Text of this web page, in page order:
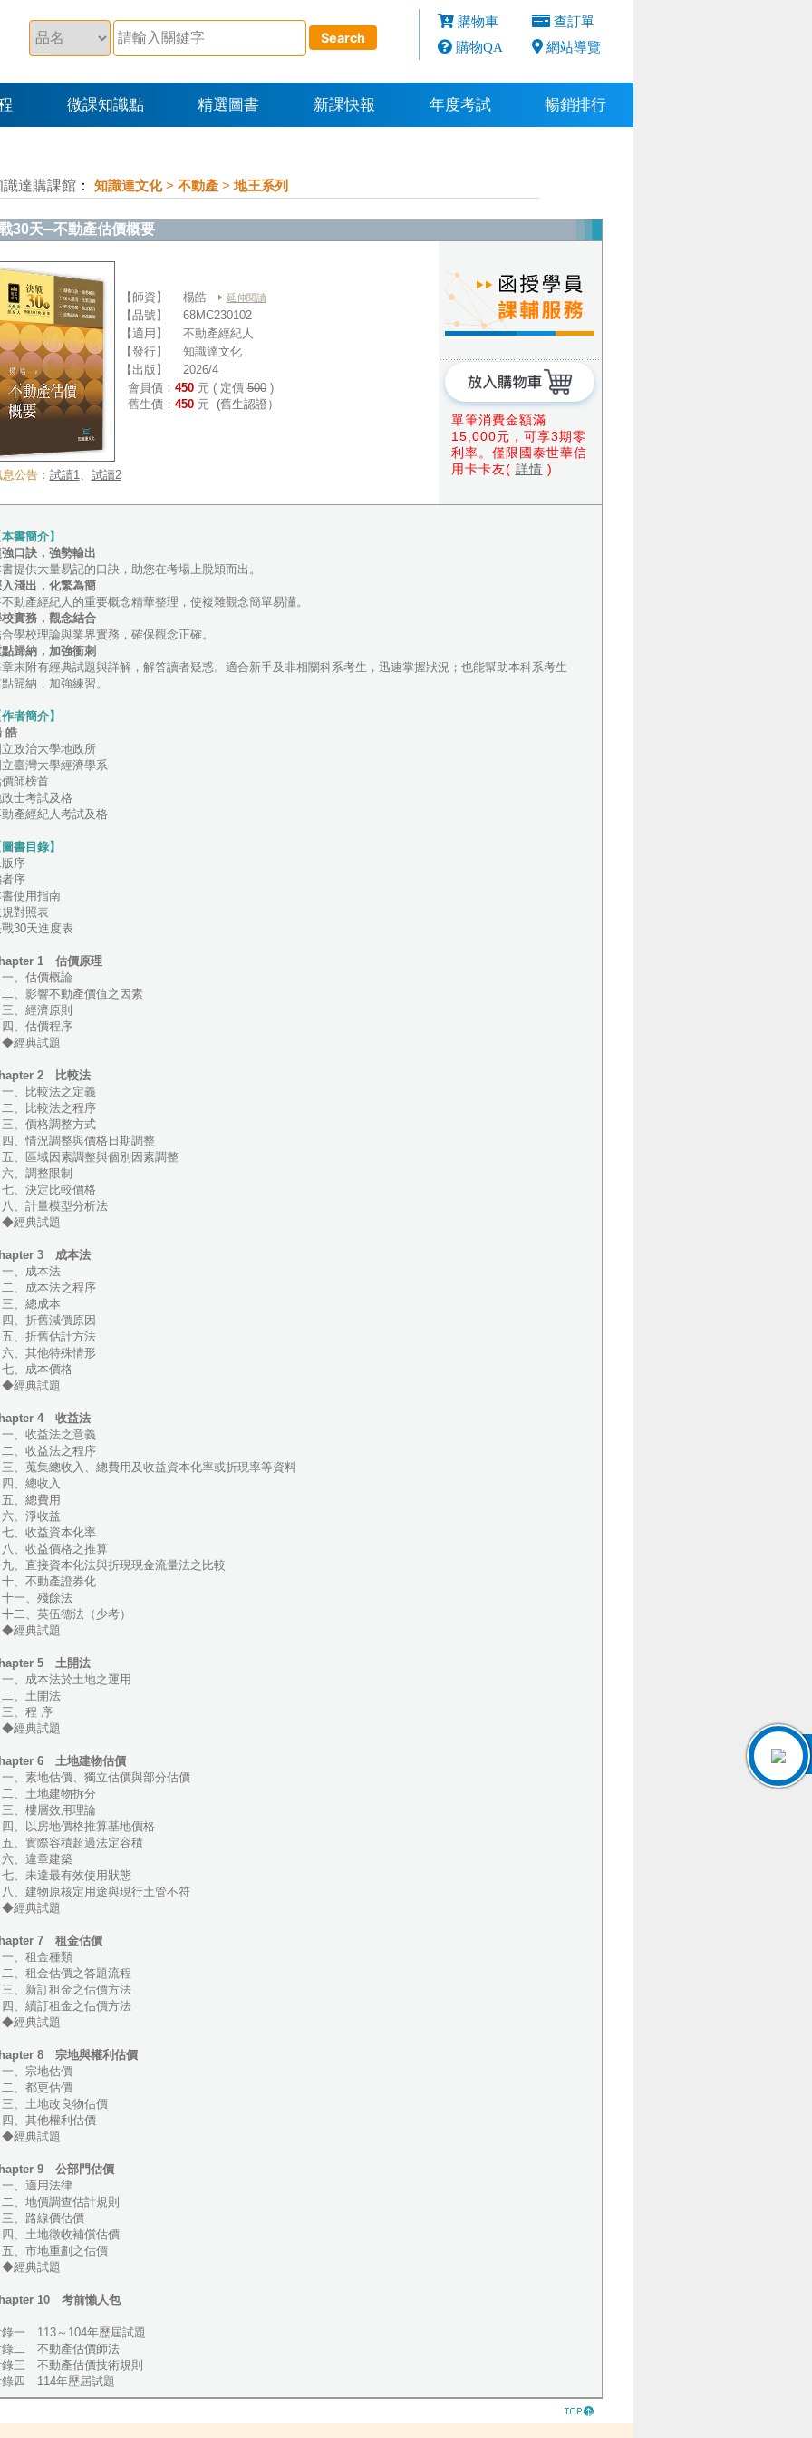
購物車
查訂單
購物QA
網站導覽
微課知識點 精選圖書 新課快報 年度考試 暢銷排行
識達購課館： 知識達文化 > 不動產 > 地王系列
30天─不動產估價概要
【師資】 楊皓 延伸閱讀
【品號】
68MC230102
【適用】
不動產經紀人
【發行】
知識達文化
【出版】
2026/4
會員價： 450元 ( 定價500)
舊生價： 450元 (舊生認證）
單筆消費金額滿
15,000元，可享3期零
利率。僅限國泰世華信
用卡卡友( 詳情 )
公告： 試讀1、 試讀2
書簡介】
口訣，強勢輸出
提供大量易記的口訣，助您在考場上脫穎而出。
淺出，化繁為簡
動產經紀人的重要概念精華整理，使複雜觀念簡單易懂。
實務，觀念結合
學校理論與業界實務，確保觀念正確。
歸納，加強衝刺
末附有經典試題與詳解，解答讀者疑惑。適合新手及非相關科系考生，迅速掌握狀況；也能幫助本科系考生
歸納，加強練習。
者簡介】
皓
政治大學地政所
臺灣大學經濟學系
師榜首
士考試及格
產經紀人考試及格
書目錄】
序
序
使用指南
對照表
30天進度表
1 估價原理
、估價概論
、影響不動產價值之因素
、經濟原則
、估價程序
典試題
2 比較法
、比較法之定義
、比較法之程序
、價格調整方式
、情況調整與價格日期調整
、區域因素調整與個別因素調整
、調整限制
、決定比較價格
、計量模型分析法
典試題
3 成本法
、成本法
、成本法之程序
、總成本
、折舊減價原因
、折舊估計方法
、其他特殊情形
、成本價格
典試題
4 收益法
、收益法之意義
、收益法之程序
、蒐集總收入、總費用及收益資本化率或折現率等資料
、總收入
、總費用
、淨收益
、收益資本化率
、收益價格之推算
、直接資本化法與折現現金流量法之比較
、不動產證券化
一、殘餘法
二、英伍德法（少考）
典試題
5 土開法
、成本法於土地之運用
、土開法
、程 序
典試題
6 土地建物估價
、素地估價、獨立估價與部分估價
、土地建物拆分
、樓層效用理論
、以房地價格推算基地價格
、實際容積超過法定容積
、違章建築
、未達最有效使用狀態
、建物原核定用途與現行土管不符
典試題
7 租金估價
、租金種類
、租金估價之答題流程
、新訂租金之估價方法
、續訂租金之估價方法
典試題
8 宗地與權利估價
、宗地估價
、都更估價
、土地改良物估價
、其他權利估價
典試題
9 公部門估價
、適用法律
、地價調查估計規則
、路線價估價
、土地徵收補償估價
、市地重劃之估價
典試題
10 考前懶人包
錄一 113～104年歷屆試題
錄二 不動產估價師法
錄三 不動產估價技術規則
錄四 114年歷屆試題